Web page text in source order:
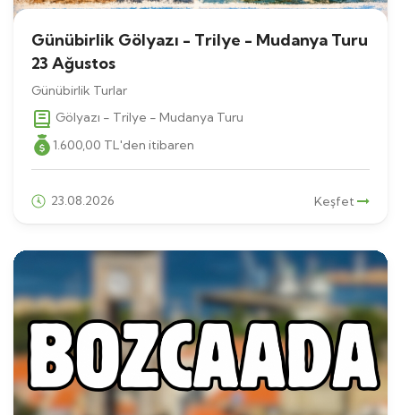
Günübirlik Gölyazı - Trilye - Mudanya Turu
23 Ağustos
Günübirlik Turlar
Gölyazı - Trilye - Mudanya Turu
1.600,00 TL'den itibaren
23.08.2026 Keşfet